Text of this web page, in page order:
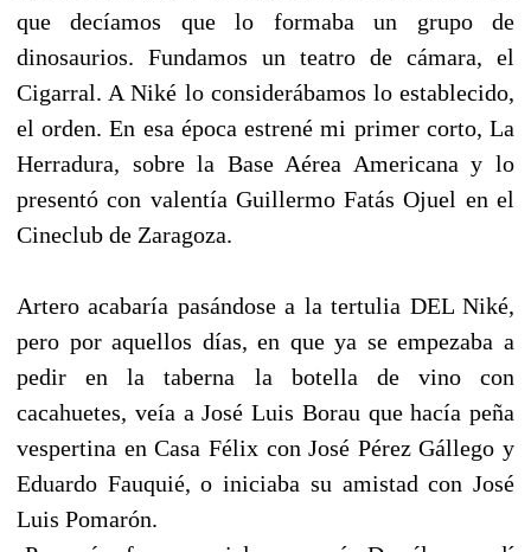
que decíamos que lo formaba un grupo de
dinosaurios. Fundamos un teatro de cámara, el
Cigarral. A Niké lo considerábamos lo establecido,
el orden. En esa época estrené mi primer corto, La
Herradura, sobre la Base Aérea Americana y lo
presentó con valentía Guillermo Fatás Ojuel en el
Cineclub de Zaragoza.
Artero acabaría pasándose a la tertulia DEL Niké,
pero por aquellos días, en que ya se empezaba a
pedir en la taberna la botella de vino con
cacahuetes, veía a José Luis Borau que hacía peña
vespertina en Casa Félix con José Pérez Gállego y
Eduardo Fauquié, o iniciaba su amistad con José
Luis Pomarón.